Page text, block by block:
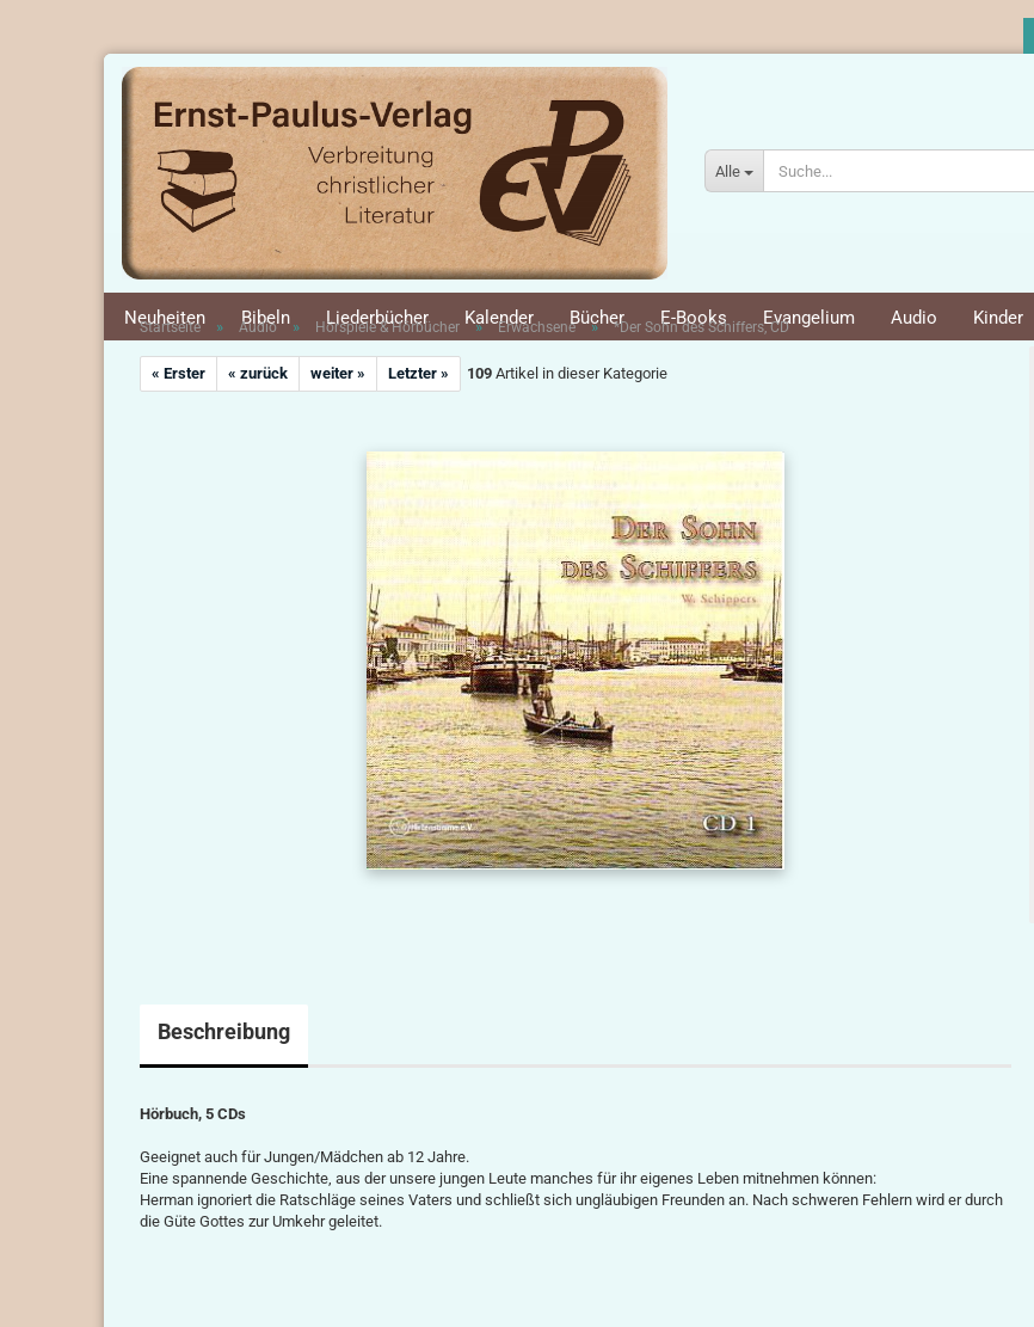
Alle
Neuheiten Bibeln Liederbücher Kalender Bücher E-Books Evangelium Audio Kinder
Startseite » Audio » Hörspiele & Hörbücher » Erwachsene » *Der Sohn des Schiffers, CD
« Erster « zurück weiter » Letzter » 109 Artikel in dieser Kategorie
Beschreibung
Hörbuch, 5 CDs
Geeignet auch für Jungen/Mädchen ab 12 Jahre.
Eine spannende Geschichte, aus der unsere jungen Leute manches für ihr eigenes Leben mitnehmen können:
Herman ignoriert die Ratschläge seines Vaters und schließt sich ungläubigen Freunden an. Nach schweren Fehlern wird er durch
die Güte Gottes zur Umkehr geleitet.